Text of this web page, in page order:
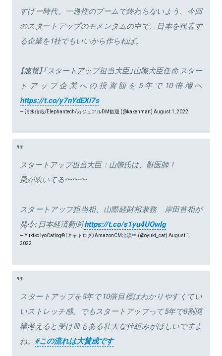
すげー時代。一過性のブームで終わらないよう、今回
のスタートアップのモメンタムの中で、日本を代表す
る企業を1社でもいいから作らねば。
【速報】「スタートアップ担当大臣」山際大臣任命 スター
トアップ企業への投資額を5年で10倍増へ
https://t.co/y7nYdEXi7s
— 清水信哉/Elephantech/カジュアルDM歓迎 (@kakenman) August 1, 2022
スタートアップ担当大臣：山際氏は、獣医師！
風が吹いてる〜〜〜
スタートアップ担当相、山際経財相兼務 岸田首相が
発令: 日本経済新聞https://t.co/s1yu4UQwlg
— Yukiko IyoCatlog®（キャトログ）AmazonCM出演中 (@oyuki_cat) August 1,
2022
スタートアップを5年で10倍目標はわかりやすくてい
いストレッチ感。でもスタートアップって5年で8割廃
業考えると受け皿もある壮大な仕組みがほしいですよ
ね。 #この流れは大賛成です